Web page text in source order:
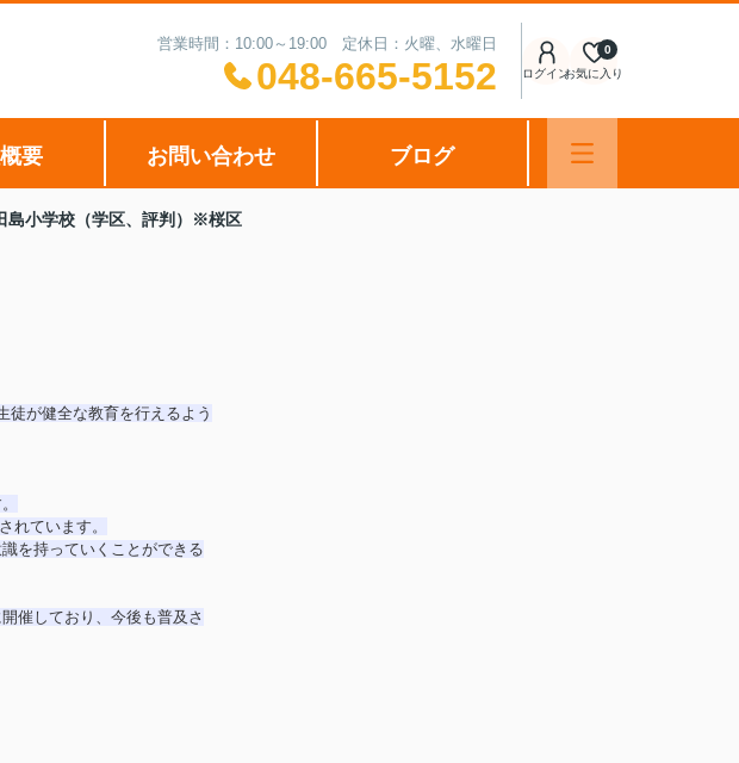
営業時間：10:00～19:00 定休日：火曜、水曜日
048-665-5152 ログインお気に入り
0
要 お問い合わせ ブログ
島小学校（学区、評判）※桜区
徒が健全な教育を行えるよう
れています。
を持っていくことができる
催しており、今後も普及さ